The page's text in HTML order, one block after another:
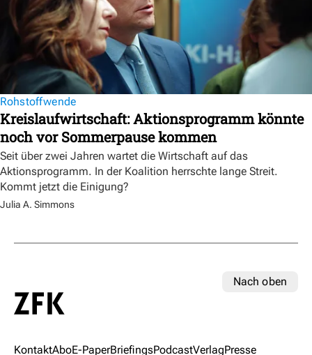
Rohstoffwende
Kreislaufwirtschaft: Aktionsprogramm könnte
noch vor Sommerpause kommen
Seit über zwei Jahren wartet die Wirtschaft auf das
Aktionsprogramm. In der Koalition herrschte lange Streit.
Kommt jetzt die Einigung?
Julia A. Simmons
Nach oben
KontaktAboE-PaperBriefingsPodcastVerlagPresse